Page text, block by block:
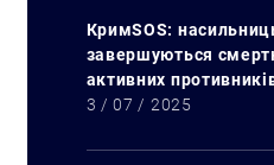
КримSOS:
завершуються
активних
3 / 07 / 2025